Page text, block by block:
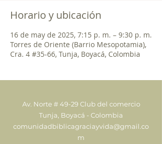
Horario y ubicación
16 de may de 2025, 7:15 p. m. – 9:30 p. m.
Torres de Oriente (Barrio Mesopotamia),
Cra. 4 #35-66, Tunja, Boyacá, Colombia
Av. Norte # 49-29 Club del comercio
Tunja, Boyacá - Colombia
comunidadbiblicagraciayvida@gmail.co
m